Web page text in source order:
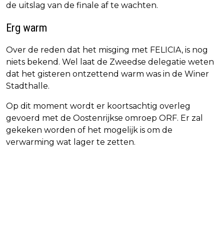
de uitslag van de finale af te wachten.
Erg warm
Over de reden dat het misging met FELICIA, is nog
niets bekend. Wel laat de Zweedse delegatie weten
dat het gisteren ontzettend warm was in de Winer
Stadthalle.
Op dit moment wordt er koortsachtig overleg
gevoerd met de Oostenrijkse omroep ORF. Er zal
gekeken worden of het mogelijk is om de
verwarming wat lager te zetten.